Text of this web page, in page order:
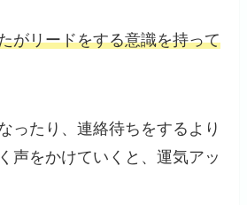
がリードをする意識を持って
ったり、連絡待ちをするより
声をかけていくと、運気アッ